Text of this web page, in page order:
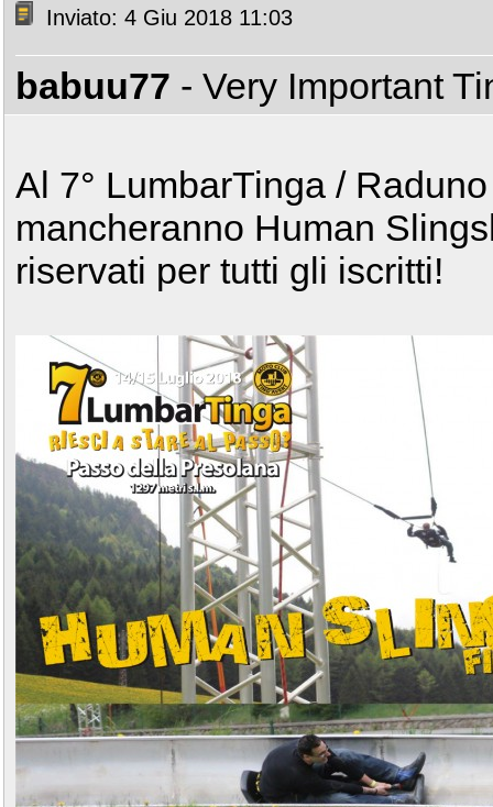
Inviato: 4 Giu 2018 11:03
babuu77 - Very Important
Al 7° LumbarTinga /
mancheranno Human
riservati per tutti gli iscritti!